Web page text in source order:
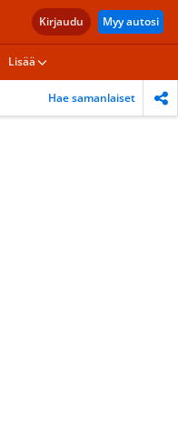
Kirjaudu Myy autosi
Lisää
Hae samanlaiset